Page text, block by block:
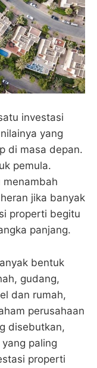
investasi
yang
di masa depan.
pemula.
menambah
jika banyak
properti begitu
panjang.
bentuk
gudang,
dan rumah,
perusahaan
disebutkan,
paling
properti